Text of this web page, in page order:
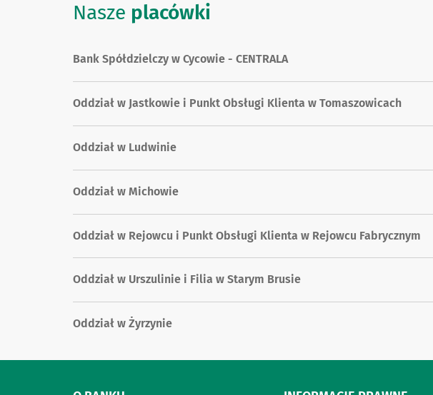
Nasze placówki
Bank Spółdzielczy w Cycowie - CENTRALA
Oddział w Jastkowie i Punkt Obsługi Klienta w Tomaszowicach
Oddział w Ludwinie
Oddział w Michowie
Oddział w Rejowcu i Punkt Obsługi Klienta w Rejowcu Fabrycznym
Oddział w Urszulinie i Filia w Starym Brusie
Oddział w Żyrzynie